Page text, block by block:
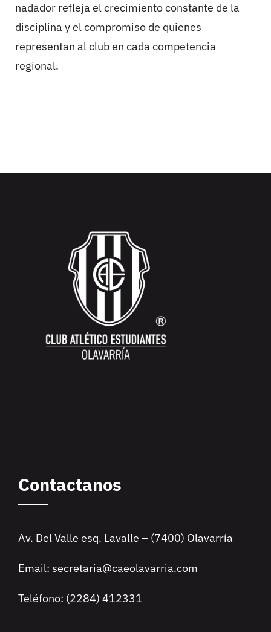
nadador refleja el crecimiento constante de la
disciplina y el compromiso de quienes
representan al club en cada competencia
regional.
Contactanos
Av. Del Valle esq. Lavalle – (7400) Olavarría
Email: secretaria@caeolavarria.com
Teléfono: (2284) 412331